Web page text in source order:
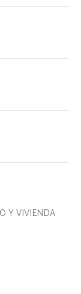
Y VIVIENDA